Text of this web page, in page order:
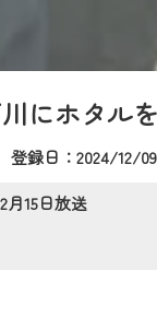
川にホタル
登録日：2024/
月15日放送
のリニュ
24 9:30～16:30
おかけいたし